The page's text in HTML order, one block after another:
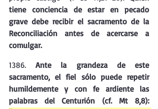
tiene conciencia de estar en pecado
grave debe recibir el sacramento de la
Reconciliación antes de acercarse a
comulgar.
1386. Ante la grandeza de este
sacramento, el fiel sólo puede repetir
humildemente y con fe ardiente las
palabras del Centurión (cf. Mt 8,8):